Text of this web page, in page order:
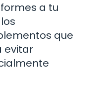
a tu
que
evitar